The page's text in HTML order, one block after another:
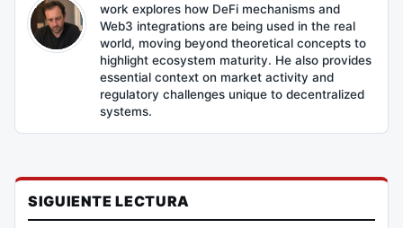
work explores how DeFi mechanisms and
Web3 integrations are being used in the real
world, moving beyond theoretical concepts to
highlight ecosystem maturity. He also provides
essential context on market activity and
regulatory challenges unique to decentralized
systems.
SIGUIENTE LECTURA